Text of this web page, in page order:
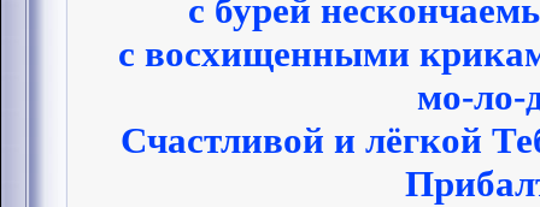
с бурей
с восхищенными
мо-ло-
Счастливой и лёгкой